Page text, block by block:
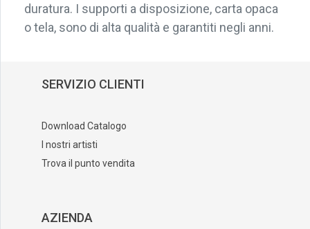
duratura. I supporti a disposizione, carta opaca
o tela, sono di alta qualità e garantiti negli anni.
SERVIZIO CLIENTI
Download Catalogo
I nostri artisti
Trova il punto vendita
AZIENDA